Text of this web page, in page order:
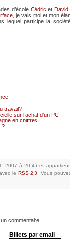
d’école Cédric et David
, je vais moi et mon
lequel participe la société
travail?
sur l’achat d’un PC
en chiffres
?
2007 à 20:46et
le RSS 2.0 .Vous
commentaire.
Billets par email